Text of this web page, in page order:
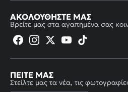
ΑΚΟΛΟΥΘΉΣΤΕ ΜΑΣ
Βρείτε μας στα αγαπημένα σας
ΠΕΊΤΕ ΜΑΣ
Στείλτε μας τα νέα, τις